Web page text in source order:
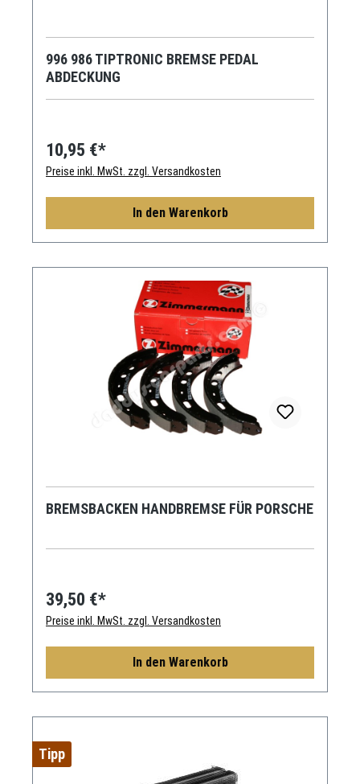
996 986 TIPTRONIC BREMSE PEDAL
ABDECKUNG
10,95 €*
Preise inkl. MwSt. zzgl. Versandkosten
In den Warenkorb
BREMSBACKEN HANDBREMSE FÜR PORSCHE
39,50 €*
Preise inkl. MwSt. zzgl. Versandkosten
In den Warenkorb
Tipp